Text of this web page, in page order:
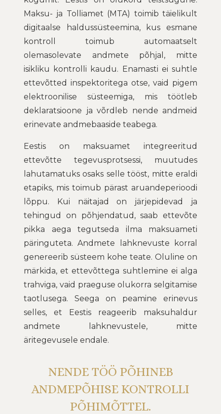
Maksu- ja Tolliamet (MTA) toimib täielikult
digitaalse haldussüsteemina, kus esmane
kontroll toimub automaatselt
olemasolevate andmete põhjal, mitte
isikliku kontrolli kaudu. Enamasti ei suhtle
ettevõtted inspektoritega otse, vaid pigem
elektroonilise süsteemiga, mis töötleb
deklaratsioone ja võrdleb nende andmeid
erinevate andmebaaside teabega.
Eestis on maksuamet integreeritud
ettevõtte tegevusprotsessi, muutudes
lahutamatuks osaks selle tööst, mitte eraldi
etapiks, mis toimub pärast aruandeperioodi
lõppu. Kui näitajad on järjepidevad ja
tehingud on põhjendatud, saab ettevõte
pikka aega tegutseda ilma maksuameti
päringuteta. Andmete lahknevuste korral
genereerib süsteem kohe teate. Oluline on
märkida, et ettevõttega suhtlemine ei alga
trahviga, vaid praeguse olukorra selgitamise
taotlusega. Seega on peamine erinevus
selles, et Eestis reageerib maksuhaldur
andmete lahknevustele, mitte
äritegevusele endale.
NENDE TÖÖ PÕHINEB
ANDMEPÕHISE KONTROLLI
PÕHIMÕTTEL.